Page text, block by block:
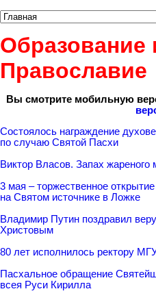
Образование
Православие
Вы смотрите мобильную
Состоялось награждение
по случаю Святой Пасхи
Виктор Власов. Запах
3 мая – торжественное
на Святом источнике в Ложке
Владимир Путин поздравил
Христовым
80 лет исполнилось ректору
Пасхальное обращение
всея Руси Кирилла